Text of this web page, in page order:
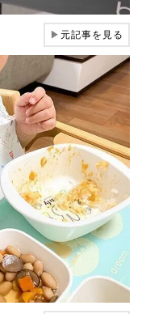
▶元記事を見る